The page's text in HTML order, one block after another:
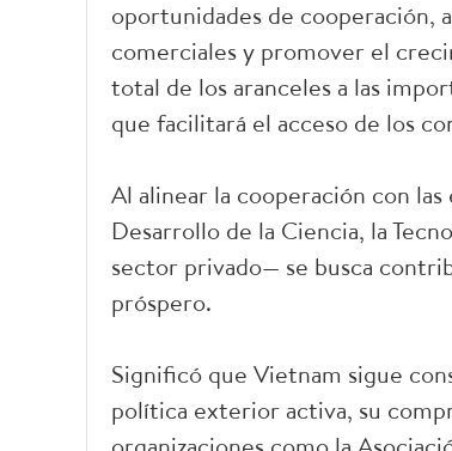
oportunidades de cooperación,
comerciales y promover el
total de los aranceles a las
que facilitará el acceso de los
Al alinear la cooperación con
Desarrollo de la Ciencia, la
sector privado— se busca
próspero.
Significó que Vietnam sigue
política exterior activa, su